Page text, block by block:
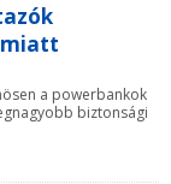
miatt
a powerbankok
biztonsági